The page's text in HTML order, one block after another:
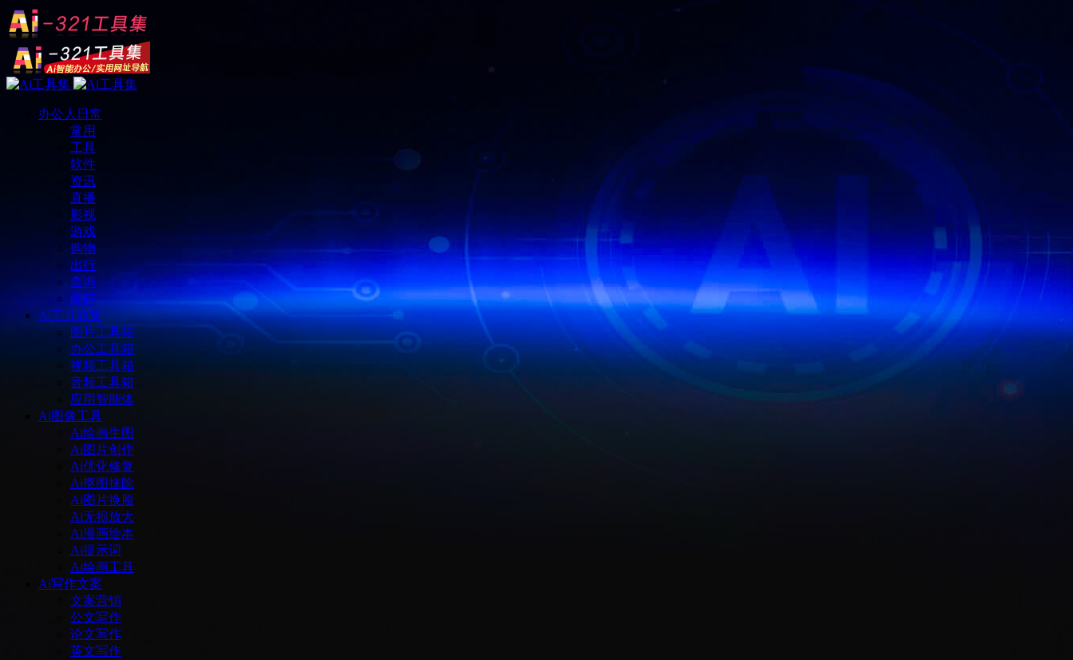
办公人日常
常用
工具
软件
资讯
直播
影视
游戏
购物
出行
查询
邮箱
Ai工具箱集
图片工具箱
办公工具箱
视频工具箱
音频工具箱
应用智能体
Ai图像工具
Ai绘画生图
Ai图片创作
Ai优化修复
Ai抠图抹除
Ai图片换脸
Ai无损放大
Ai漫画绘本
Ai提示词
Ai绘画工具
Ai写作文案
文案营销
公文写作
论文写作
英文写作